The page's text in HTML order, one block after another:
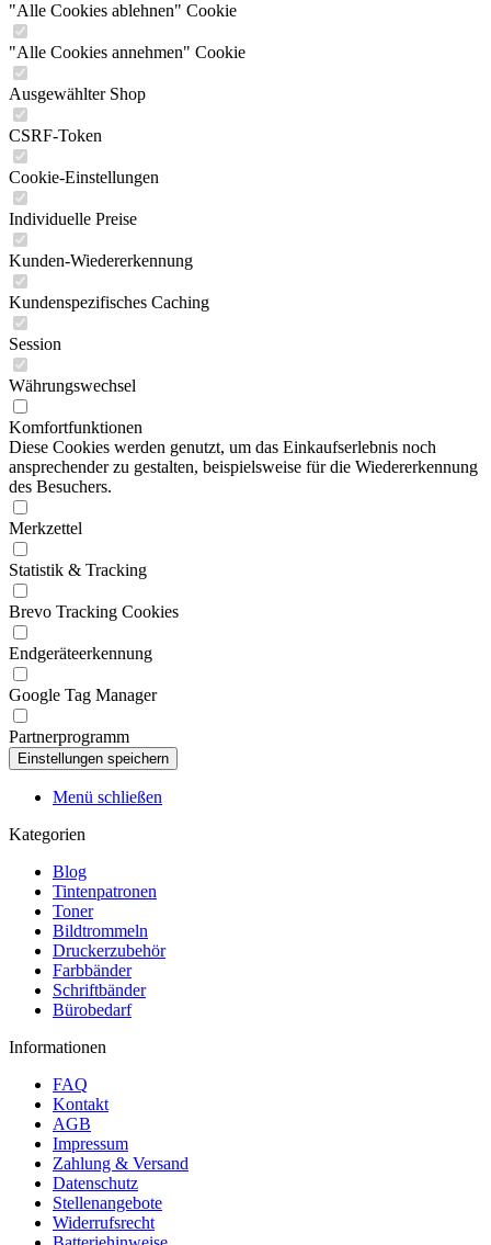
"Alle Cookies ablehnen" Cookie
"Alle Cookies annehmen" Cookie
Ausgewählter Shop
CSRF-Token
Cookie-Einstellungen
Individuelle Preise
Kunden-Wiedererkennung
Kundenspezifisches Caching
Session
Währungswechsel
Komfortfunktionen
Diese Cookies werden genutzt, um das Einkaufserlebnis noch
ansprechender zu gestalten, beispielsweise für die Wiedererkennung
des Besuchers.
Merkzettel
Statistik & Tracking
Brevo Tracking Cookies
Endgeräteerkennung
Google Tag Manager
Partnerprogramm
Menü schließen
Kategorien
Blog
Tintenpatronen
Toner
Bildtrommeln
Druckerzubehör
Farbbänder
Schriftbänder
Bürobedarf
Informationen
FAQ
Kontakt
AGB
Impressum
Zahlung & Versand
Datenschutz
Stellenangebote
Widerrufsrecht